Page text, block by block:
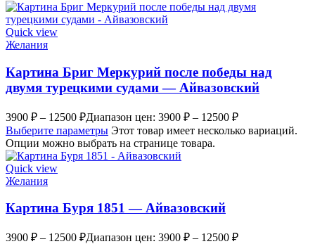
Quick view
Желания
Картина Бриг Меркурий после победы над
двумя турецкими судами — Айвазовский
3900 ₽ – 12500 ₽Диапазон цен: 3900 ₽ – 12500 ₽
Выберите параметры Этот товар имеет несколько вариаций.
Опции можно выбрать на странице товара.
Quick view
Желания
Картина Буря 1851 — Айвазовский
3900 ₽ – 12500 ₽Диапазон цен: 3900 ₽ – 12500 ₽